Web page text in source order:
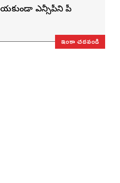
ఎన్సీపీని పీకే
ఇంకా చదవండి